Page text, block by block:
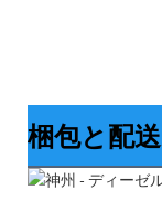
梱包と配送